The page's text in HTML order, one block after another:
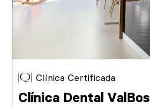
Clínica Certificada
Clínica Dental ValBos